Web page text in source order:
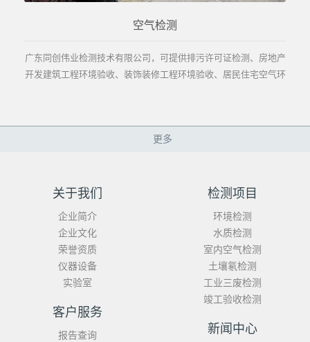
空气检测
广东同创伟业检测技术有限公司，可提供排污许可证检测、房地产
开发建筑工程环境验收、装饰装修工程环境验收、居民住宅空气环
更多
关于我们
企业简介
企业文化
荣誉资质
仪器设备
实验室
检测项目
环境检测
水质检测
室内空气检测
土壤氡检测
工业三废检测
竣工验收检测
客户服务
报告查询
新闻中心